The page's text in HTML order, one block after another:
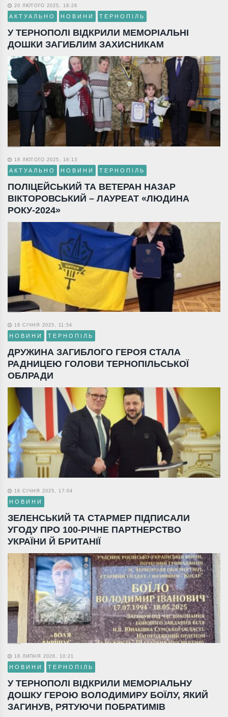
20 ЛЮТОГО 2025, 18:26
АКТУАЛЬНО НОВИНИ ТЕРНОПІЛЬ
У ТЕРНОПОЛІ ВІДКРИЛИ МЕМОРІАЛЬНІ
ДОШКИ ЗАГИБЛИМ ЗАХИСНИКАМ
18 ЛЮТОГО 2025, 16:13
АКТУАЛЬНО НОВИНИ ТЕРНОПІЛЬ
ПОЛІЦЕЙСЬКИЙ ТА ВЕТЕРАН НАЗАР
ВІКТОРОВСЬКИЙ – ЛАУРЕАТ «ЛЮДИНА
РОКУ-2024»
18 СІЧНЯ 2025, 11:54
НОВИНИ ТЕРНОПІЛЬ
ДРУЖИНА ЗАГИБЛОГО ГЕРОЯ СТАЛА
РАДНИЦЕЮ ГОЛОВИ ТЕРНОПІЛЬСЬКОЇ
ОБЛРАДИ
16 СІЧНЯ 2025, 17:04
НОВИНИ
ЗЕЛЕНСЬКИЙ ТА СТАРМЕР ПІДПИСАЛИ
УГОДУ ПРО 100-РІЧНЕ ПАРТНЕРСТВО
УКРАЇНИ Й БРИТАНІЇ
18 ЛИПНЯ 2026, 10:21
НОВИНИ ТЕРНОПІЛЬ
У ТЕРНОПОЛІ ВІДКРИЛИ МЕМОРІАЛЬНУ
ДОШКУ ГЕРОЮ ВОЛОДИМИРУ БОЇЛУ, ЯКИЙ
ЗАГИНУВ, РЯТУЮЧИ ПОБРАТИМІВ